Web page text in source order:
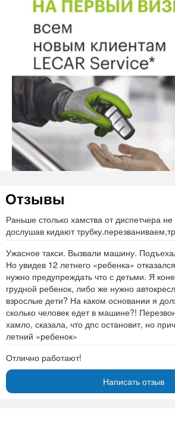
Отзывы
Раньше столько хамства от диспетчера
дослушав кидают
Ужасное такси. Вызвали машину.
Но увидев 12 летнего «ребенка»
нужно предупреждать что с детьми. Я
грудной ребенок, либо же нужно
взрослые дети? На каком основании я
сколько человек едет в машине?!
хамло, сказала, что дпс остановит, но
летний «ребенок»
Отлично работают!
Написать отзыв